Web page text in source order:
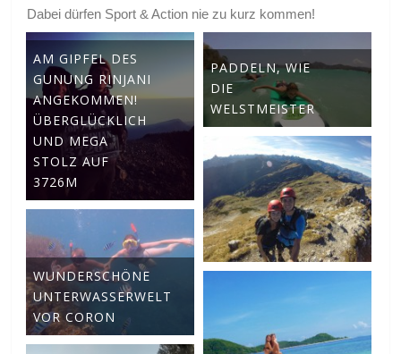
Dabei dürfen Sport & Action nie zu kurz kommen!
AM GIPFEL DES
GUNUNG RINJANI
ANGEKOMMEN!
ÜBERGLÜCKLICH
UND MEGA
STOLZ AUF
3726M
PADDELN, WIE
DIE
WELSTMEISTER
WUNDERSCHÖNE
UNTERWASSERWELT
VOR CORON